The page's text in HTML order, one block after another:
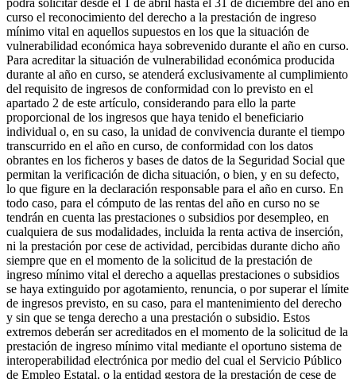
curso el reconocimiento del derecho a la prestación de ingreso
mínimo vital en aquellos supuestos en los que la situación de
vulnerabilidad económica haya sobrevenido durante el año en curso.
Para acreditar la situación de vulnerabilidad económica producida
durante al año en curso, se atenderá exclusivamente al cumplimiento
del requisito de ingresos de conformidad con lo previsto en el
apartado 2 de este artículo, considerando para ello la parte
proporcional de los ingresos que haya tenido el beneficiario
individual o, en su caso, la unidad de convivencia durante el tiempo
transcurrido en el año en curso, de conformidad con los datos
obrantes en los ficheros y bases de datos de la Seguridad Social que
permitan la verificación de dicha situación, o bien, y en su defecto,
lo que figure en la declaración responsable para el año en curso. En
todo caso, para el cómputo de las rentas del año en curso no se
tendrán en cuenta las prestaciones o subsidios por desempleo, en
cualquiera de sus modalidades, incluida la renta activa de inserción,
ni la prestación por cese de actividad, percibidas durante dicho año
siempre que en el momento de la solicitud de la prestación de
ingreso mínimo vital el derecho a aquellas prestaciones o subsidios
se haya extinguido por agotamiento, renuncia, o por superar el límite
de ingresos previsto, en su caso, para el mantenimiento del derecho
y sin que se tenga derecho a una prestación o subsidio. Estos
extremos deberán ser acreditados en el momento de la solicitud de la
prestación de ingreso mínimo vital mediante el oportuno sistema de
interoperabilidad electrónica por medio del cual el Servicio Público
de Empleo Estatal, o la entidad gestora de la prestación de cese de